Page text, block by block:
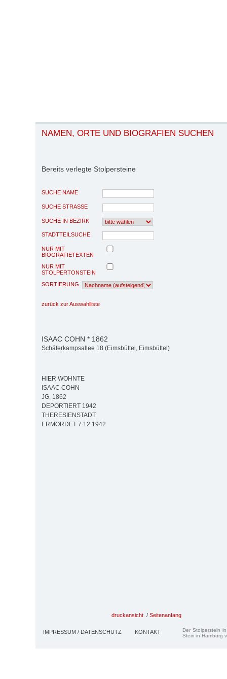
NAMEN, ORTE UND BIOGRAFIEN SUCHEN
Bereits verlegte Stolpersteine
SUCHE NAME
SUCHE STRASSE
SUCHE IN BEZIRK
STADTTEILSUCHE
NUR MIT
BIOGRAFIETEXTEN
NUR MIT
STOLPERTONSTEIN
SORTIERUNG
zurück zur Auswahlliste
ISAAC COHN * 1862
Schäferkampsallee 18 (Eimsbüttel, Eimsbüttel)
HIER WOHNTE
ISAAC COHN
JG. 1862
DEPORTIERT 1942
THERESIENSTADT
ERMORDET 7.12.1942
druckansicht / Seitenanfang
IMPRESSUM / DATENSCHUTZ KONTAKT
Der Stolperstein
Stein in Hamburg